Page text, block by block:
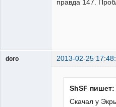
правда 147.
doro 2013-02-25
ShSF пишет:
Скачал у